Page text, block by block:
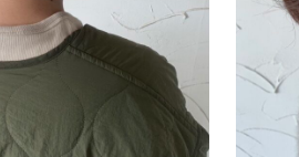
津田 依里子